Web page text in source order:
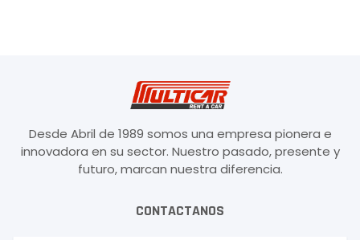
Desde Abril de 1989 somos una empresa pionera e
innovadora en su sector. Nuestro pasado, presente y
futuro, marcan nuestra diferencia.
CONTACTANOS